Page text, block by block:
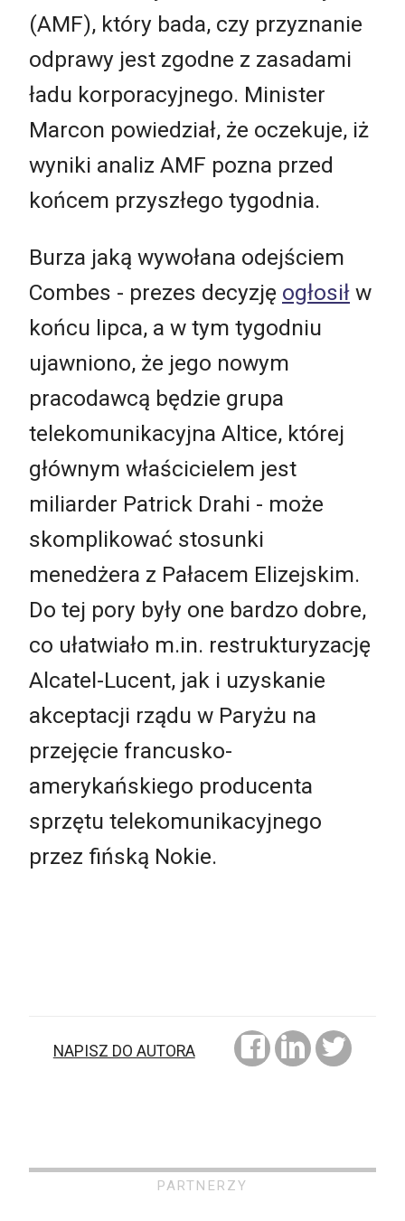
(AMF), który bada, czy przyznanie
odprawy jest zgodne z zasadami
ładu korporacyjnego. Minister
Marcon powiedział, że oczekuje, iż
wyniki analiz AMF pozna przed
końcem przyszłego tygodnia.
Burza jaką wywołana odejściem
Combes - prezes decyzję ogłosił w
końcu lipca, a w tym tygodniu
ujawniono, że jego nowym
pracodawcą będzie grupa
telekomunikacyjna Altice, której
głównym właścicielem jest
miliarder Patrick Drahi - może
skomplikować stosunki
menedżera z Pałacem Elizejskim.
Do tej pory były one bardzo dobre,
co ułatwiało m.in. restrukturyzację
Alcatel-Lucent, jak i uzyskanie
akceptacji rządu w Paryżu na
przejęcie francusko-
amerykańskiego producenta
sprzętu telekomunikacyjnego
przez fińską Nokie.
NAPISZ DO AUTORA
PARTNERZY